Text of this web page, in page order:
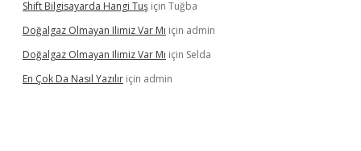
Shift Bilgisayarda Hangi Tuş için Tuğba
Doğalgaz Olmayan Ilimiz Var Mı için admin
Doğalgaz Olmayan Ilimiz Var Mı için Selda
En Çok Da Nasıl Yazılır için admin